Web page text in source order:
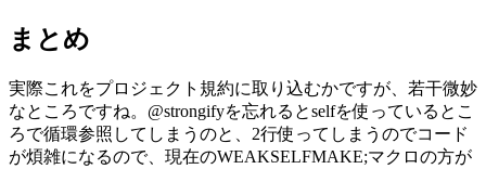
まとめ
実際これをプロジェクト規約に取り込むかですが、若干微妙
なところですね。@strongifyを忘れるとselfを使っているとこ
ろで循環参照してしまうのと、2行使ってしまうのでコード
が煩雑になるので、現在のWEAKSELFMAKE;マクロの方が